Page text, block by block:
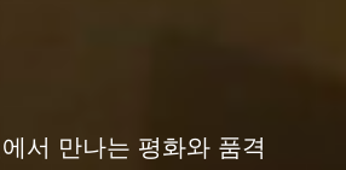
서 만나는 평화와 품격